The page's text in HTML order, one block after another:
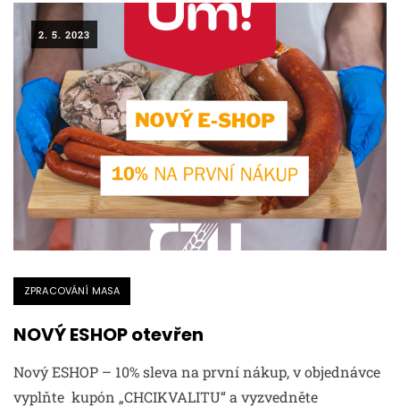
2. 5. 2023
ZPRACOVÁNÍ MASA
NOVÝ ESHOP otevřen
Nový ESHOP – 10% sleva na první nákup, v objednávce
vyplňte kupón „CHCIKVALITU“ a vyzvedněte